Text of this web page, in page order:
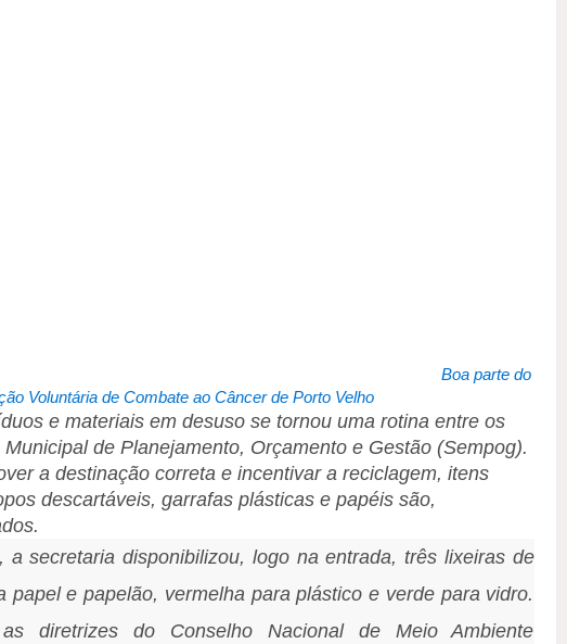
Boa parte do
Voluntária de Combate ao Câncer de Porto Velho
e materiais em desuso se tornou uma rotina entre os
de Planejamento, Orçamento e Gestão (Sempog).
a destinação correta e incentivar a reciclagem, itens
descartáveis, garrafas plásticas e papéis são,
a secretaria disponibilizou, logo na entrada, três lixeiras de
papel e papelão, vermelha para plástico e verde para vidro.
diretrizes do Conselho Nacional de Meio Ambiente